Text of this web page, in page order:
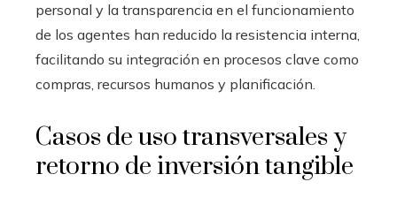
personal y la transparencia en el funcionamiento
de los agentes han reducido la resistencia interna,
facilitando su integración en procesos clave como
compras, recursos humanos y planificación.
Casos de uso transversales y
retorno de inversión tangible